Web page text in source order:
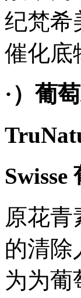
纪梵希
催化底
·）葡
Swisse
原花青
的清除
为为葡